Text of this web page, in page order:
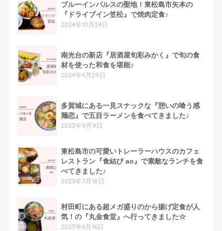
ブルーインパルスの聖地！東松島市矢本の
『ドライブイン笠松』で焼肉定食♪
2024年10月24日
南光台の新店『居酒屋旬彩みかく』で旬の食
材を使った和食を堪能♪
2024年4月29日
多賀城にある一見スナックな『憩いの喰う感
麺恋』で五目ラーメンを食べてきました♪
2023年9月9日
東松島市の可愛いトレーラーハウスのカフェ
レストラン『食結び ao』で素敵なランチを食
べてきました♪
2023年7月18日
村田町にある超メガ盛りのから揚げ定食が人
気！の『丸金食堂』へ行ってきました☆
2023年6月16日